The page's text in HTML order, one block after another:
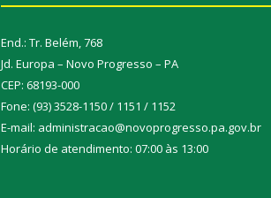
End.: Tr. Belém, 768
Jd. Europa – Novo Progresso – PA
CEP: 68193-000
Fone: (93) 3528-1150 / 1151 / 1152
E-mail: administracao@novoprogresso.pa.gov.br
Horário de atendimento: 07:00 às 13:00